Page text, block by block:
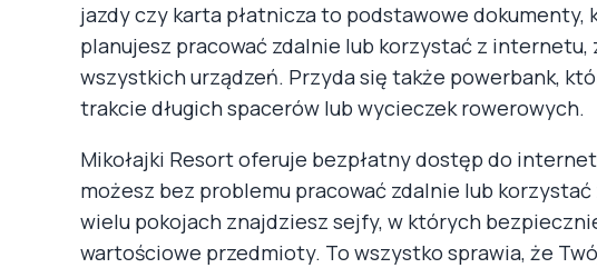
jazdy czy karta płatnicza to podstawowe
planujesz pracować zdalnie lub korzystać z internetu,
wszystkich urządzeń. Przyda się także powerbank,
trakcie długich spacerów lub wycieczek rowerowych.
Mikołajki Resort oferuje bezpłatny dostęp do
możesz bez problemu pracować zdalnie lub
wielu pokojach znajdziesz sejfy, w których
wartościowe przedmioty. To wszystko sprawia, że